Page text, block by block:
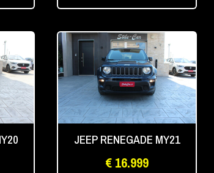
JEEP RENEGADE MY21
€ 16.999